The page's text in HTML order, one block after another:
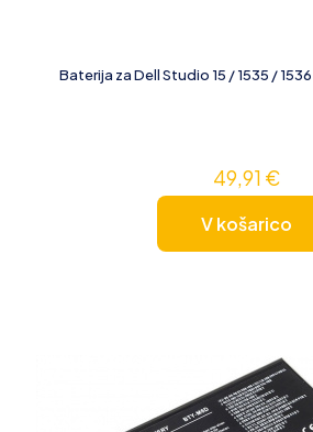
Baterija za Dell Studio 15 / 1535 /
49,91 €
V košarico